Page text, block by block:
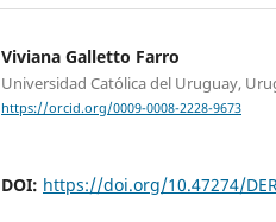
Viviana Galletto Farro
Universidad Católica del Uruguay,
https://orcid.org/0009-0008-2228-9673
DOI: https://doi.org/10.47274/